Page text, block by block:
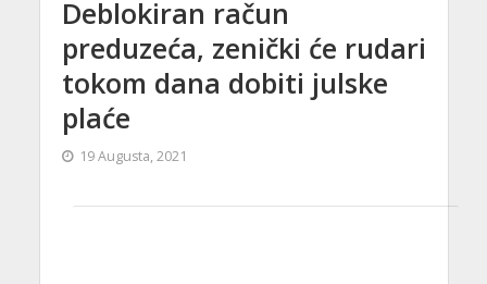
Deblokiran račun
preduzeća, zenički će rudari
tokom dana dobiti julske
plaće
19 Augusta, 2021